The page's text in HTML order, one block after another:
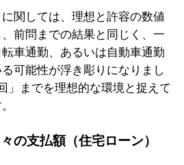
に関しては、理想と許容の数値
前問までの結果と同じく、一
車通勤、あるいは自動車通勤
可能性が浮き彫りになりまし
」までを理想的な環境と捉えて
の支払額（住宅ローン）